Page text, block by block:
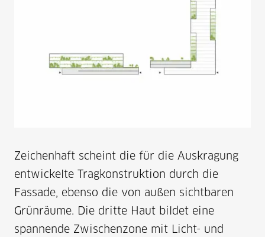
Zeichenhaft scheint die für die Auskragung
entwickelte Tragkonstruktion durch die
Fassade, ebenso die von außen sichtbaren
Grünräume. Die dritte Haut bildet eine
spannende Zwischenzone mit Licht- und